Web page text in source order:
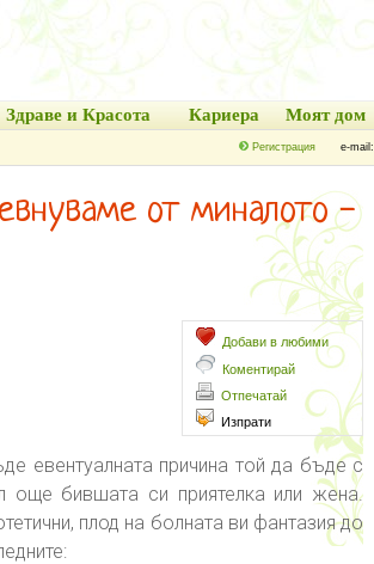
Здраве и Красота Кариера Моят дом
Регистрация e-mail:
от миналото -
Добави в любими
Коментирай
Отпечатай
Изпрати
евентуалната причина той да бъде с
бившата си приятелка или жена.
плод на болната ви фантазия до